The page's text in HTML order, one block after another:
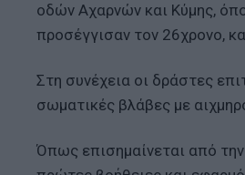
οδών Αχαρνών και Κύμης,
προσέγγισαν τον 26χρονο,
Στη συνέχεια οι δράστες
σωματικές βλάβες με
Όπως επισημαίνεται από